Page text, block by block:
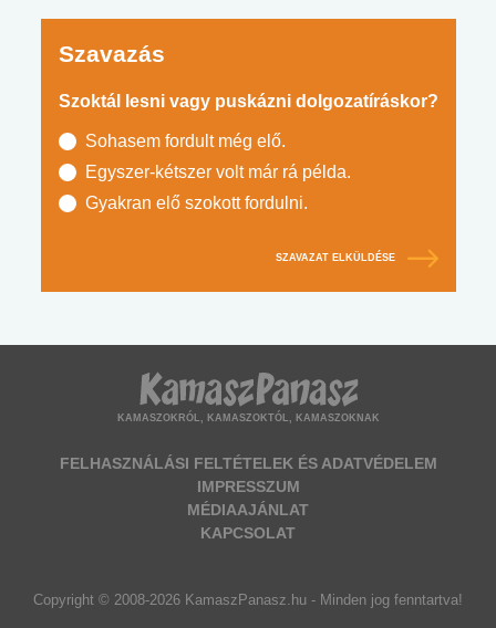
Szavazás
Szoktál lesni vagy puskázni dolgozatíráskor?
Sohasem fordult még elő.
Egyszer-kétszer volt már rá példa.
Gyakran elő szokott fordulni.
SZAVAZAT ELKÜLDÉSE
KAMASZOKRÓL, KAMASZOKTÓL, KAMASZOKNAK
FELHASZNÁLÁSI FELTÉTELEK ÉS ADATVÉDELEM
IMPRESSZUM
MÉDIAAJÁNLAT
KAPCSOLAT
Copyright © 2008-2026 KamaszPanasz.hu - Minden jog fenntartva!